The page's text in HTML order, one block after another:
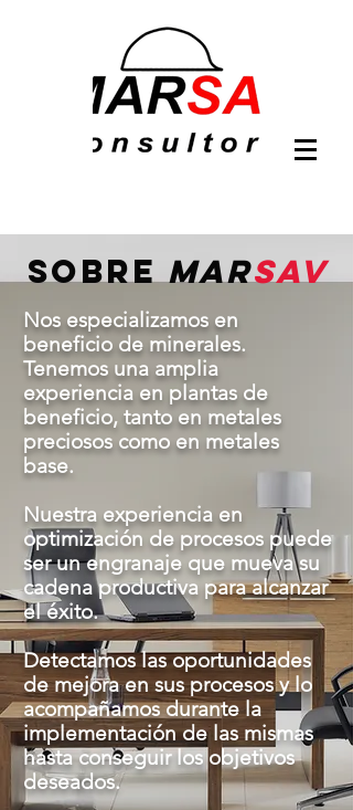
SOBREMARSAV
Nos especializamos en
beneficio de minerales.
Tenemos una amplia
experiencia en plantas de
beneficio, tanto en metales
preciosos como en metales
base.
Nuestra experiencia en
optimización de procesos puede
ser un engranaje que mueva su
cadena productiva para alcanzar
el éxito.
Detectamos las oportunidades
de mejora en sus procesos y lo
acompañamos durante la
implementación de las mismas
hasta conseguir los objetivos
deseados.